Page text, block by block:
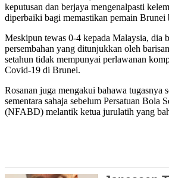
keputusan dan berjaya mengenalpasti
diperbaiki bagi memastikan pemain Brunei
Meskipun tewas 0-4 kepada Malaysia, dia
persembahan yang ditunjukkan oleh
setahun tidak mempunyai perlawanan
Covid-19 di Brunei.
Rosanan juga mengakui bahawa tugasnya
sementara sahaja sebelum Persatuan Bola
(NFABD) melantik ketua jurulatih yang